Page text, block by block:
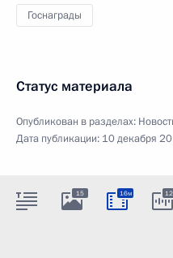
Госнаграды
Статус материала
Опубликован в разделах:
Дата публикации: 10 декабря
15 16м